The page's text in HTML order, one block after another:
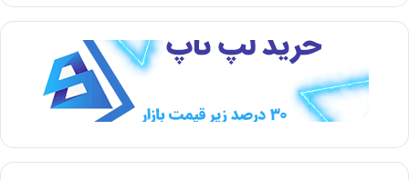
ح
ه
ی
ح
ه
ی